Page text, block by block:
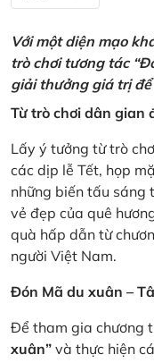
Với một diện mạo
trò chơi tương tác
giải thưởng giá trị
Từ trò chơi dân gian
Lấy ý tưởng từ trò
các dịp lễ Tết, họp
những biến tấu sáng
vẻ đẹp của quê
quà hấp dẫn từ
người Việt Nam.
Đón Mã du xuân –
Để tham gia chương
xuân” và thực hiện